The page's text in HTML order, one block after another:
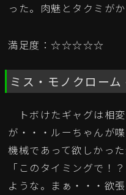
った。肉魅とタクミがか
満足度：☆☆☆☆☆
ミス・モノクロー
トボけたギャグは相
が・・・ルーちゃんが
機械であって欲しかっ
「このタイミングで！
ような。まぁ・・・欲